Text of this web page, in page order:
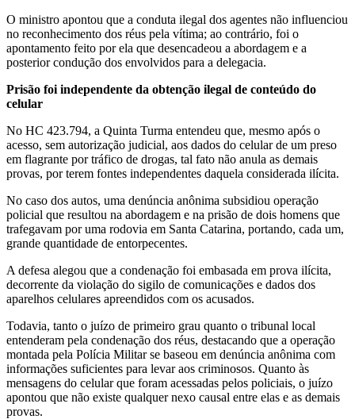
O ministro apontou que a conduta ilegal dos agentes não influenciou
no reconhecimento dos réus pela vítima; ao contrário, foi o
apontamento feito por ela que desencadeou a abordagem e a
posterior condução dos envolvidos para a delegacia.
Prisão foi independente da obtenção ilegal de conteúdo do
celular
No HC 423.794, a Quinta Turma entendeu que, mesmo após o
acesso, sem autorização judicial, aos dados do celular de um preso
em flagrante por tráfico de drogas, tal fato não anula as demais
provas, por terem fontes independentes daquela considerada ilícita.
No caso dos autos, uma denúncia anônima subsidiou operação
policial que resultou na abordagem e na prisão de dois homens que
trafegavam por uma rodovia em Santa Catarina, portando, cada um,
grande quantidade de entorpecentes.
A defesa alegou que a condenação foi embasada em prova ilícita,
decorrente da violação do sigilo de comunicações e dados dos
aparelhos celulares apreendidos com os acusados.
Todavia, tanto o juízo de primeiro grau quanto o tribunal local
entenderam pela condenação dos réus, destacando que a operação
montada pela Polícia Militar se baseou em denúncia anônima com
informações suficientes para levar aos criminosos. Quanto às
mensagens do celular que foram acessadas pelos policiais, o juízo
apontou que não existe qualquer nexo causal entre elas e as demais
provas.